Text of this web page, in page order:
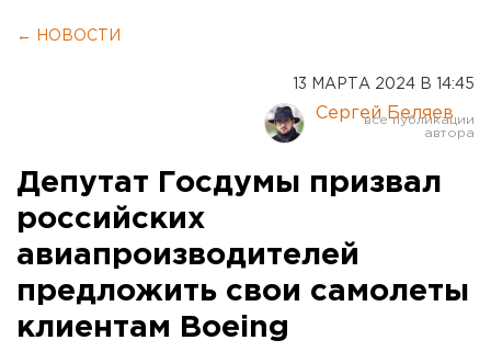
← НОВОСТИ
13 МАРТА 2024 В 14:45
Сергей Беляев
Депутат Госдумы призвал
российских
авиапроизводителей
предложить свои самолеты
клиентам Boeing